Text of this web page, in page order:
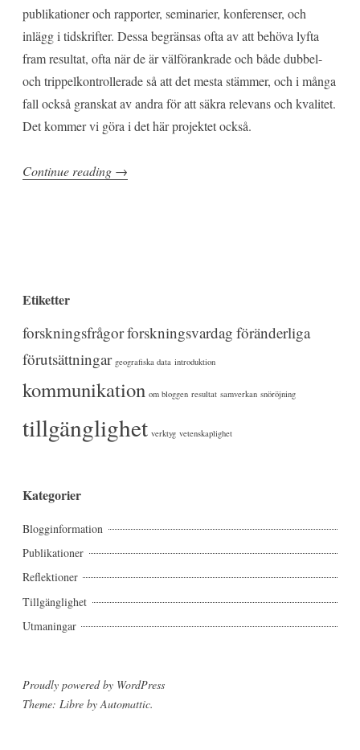
publikationer och rapporter, seminarier, konferenser, och
inlägg i tidskrifter. Dessa begränsas ofta av att behöva lyfta
fram resultat, ofta när de är välförankrade och både dubbel-
och trippelkontrollerade så att det mesta stämmer, och i många
fall också granskat av andra för att säkra relevans och kvalitet.
Det kommer vi göra i det här projektet också.
Continue reading ”Att
→
Etiketter
forskningsfrågorforskningsvardag föränderliga
förutsättningar geografiska data introduktion
kommunikation om bloggen resultat samverkan snöröjning
tillgänglighet verktyg vetenskaplighet
Kategorier
Blogginformation
Publikationer
Reflektioner
Tillgänglighet
Utmaningar
Proudly powered by WordPress
Theme: Libre byAutomattic.